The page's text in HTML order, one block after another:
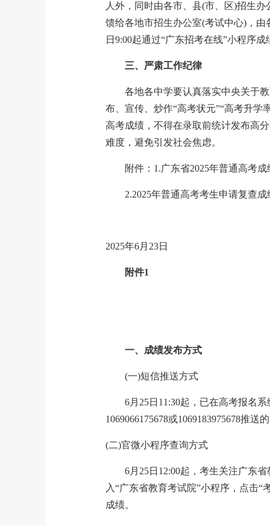
人外，同时由各市、县(市、区)招生
馈给各地市招生办公室(考试中心)，
日9:00起通过“广东招考在线”小程序
三、严肃工作纪律
各地各中学要认真落实中央关于
布、宣传、炒作“高考状元”“高考升学
高考成绩，不得在录取前统计发布高
难度，避免引发社会焦虑。
附件：1.广东省2025年普通高考
2.2025年普通高考考生申请复查
2025年6月23日
附件1
一、成绩发布方式
(一)短信推送方式
6月25日11:30起，已在高考报名
1069066175678或1069183975678推
(二)官微小程序查询方式
6月25日12:00起，考生关注广东
入“广东省教育考试院”小程序，点击
成绩。